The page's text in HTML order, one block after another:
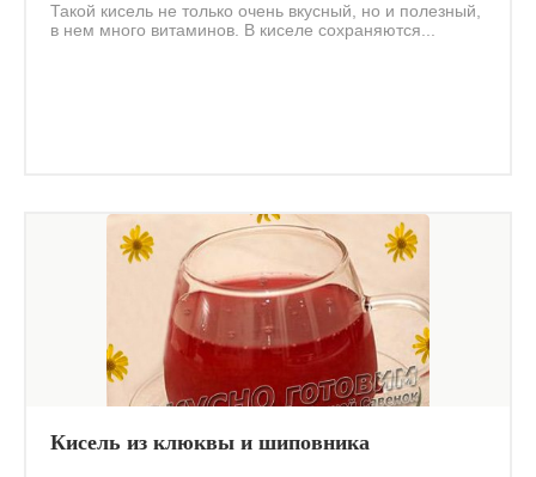
Такой кисель не только очень вкусный, но и полезный,
в нем много витаминов. В киселе сохраняются...
Кисель из клюквы и шиповника